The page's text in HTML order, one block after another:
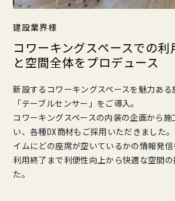
建設業界様
コワーキングスペースでの
と空間全体をプロデュース
新設するコワーキングスペースを魅力ある
「テーブルセンサー」をご導入。
コワーキングスペースの内装の企画から施
い、各種DX商材もご採用いただきました
イムにどの座席が空いているかの情報発
利用終了まで利便性向上から快適な空間
た。